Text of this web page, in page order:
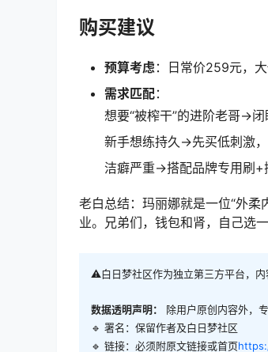
购买建议
预算考虑 ：日常价259元，
需求匹配：
想要“被榨干”的进阶老哥→闭
新手想练持久→先买低刺激，
洁癖严重→搭配品牌专用刷+
老白总结：玛丽娜就是一位“外柔
业。兄弟们，钱包和肾，自己选一
⚠️白日梦社区作为独立第三方平台，内
数据透明声明： 除用户原创内容外，
🔹 署名：保留作者及白日梦社区
🔹 链接：必须附原文链接或首页